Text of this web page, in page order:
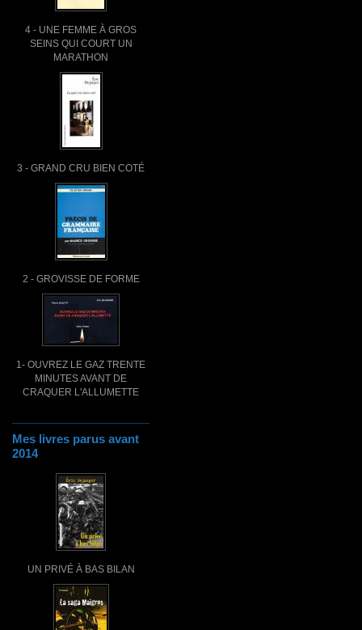
4 - UNE FEMME À GROS
SEINS QUI COURT UN
MARATHON
3 - GRAND CRU BIEN COTÉ
2 - GROVISSE DE FORME
1- OUVREZ LE GAZ TRENTE
MINUTES AVANT DE
CRAQUER L'ALLUMETTE
Mes livres parus avant
2014
UN PRIVÉ À BAS BILAN